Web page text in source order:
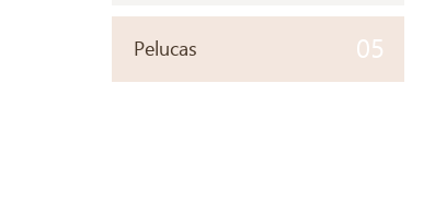
Pelucas 05